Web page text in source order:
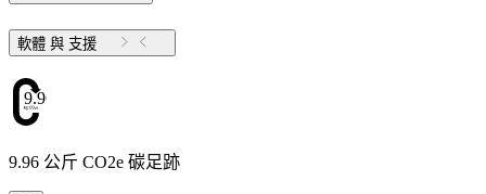
軟體 與 支援
9.96
9.96 公斤 CO2e 碳足跡